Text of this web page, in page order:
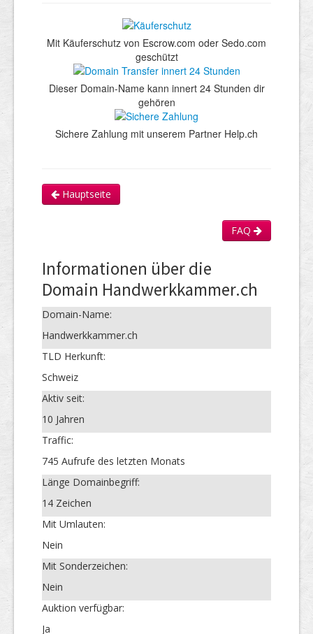
Mit Käuferschutz von Escrow.com oder Sedo.com
geschützt
Dieser Domain-Name kann innert 24 Stunden dir
gehören
Sichere Zahlung mit unserem Partner Help.ch
Hauptseite
FAQ
Informationen über die
Domain Handwerkkammer.ch
Domain-Name:
Handwerkkammer.ch
TLD Herkunft:
Schweiz
Aktiv seit:
10 Jahren
Traffic:
745 Aufrufe des letzten Monats
Länge Domainbegriff:
14 Zeichen
Mit Umlauten:
Nein
Mit Sonderzeichen:
Nein
Auktion verfügbar:
Ja